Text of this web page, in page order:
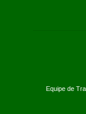
Equipe de